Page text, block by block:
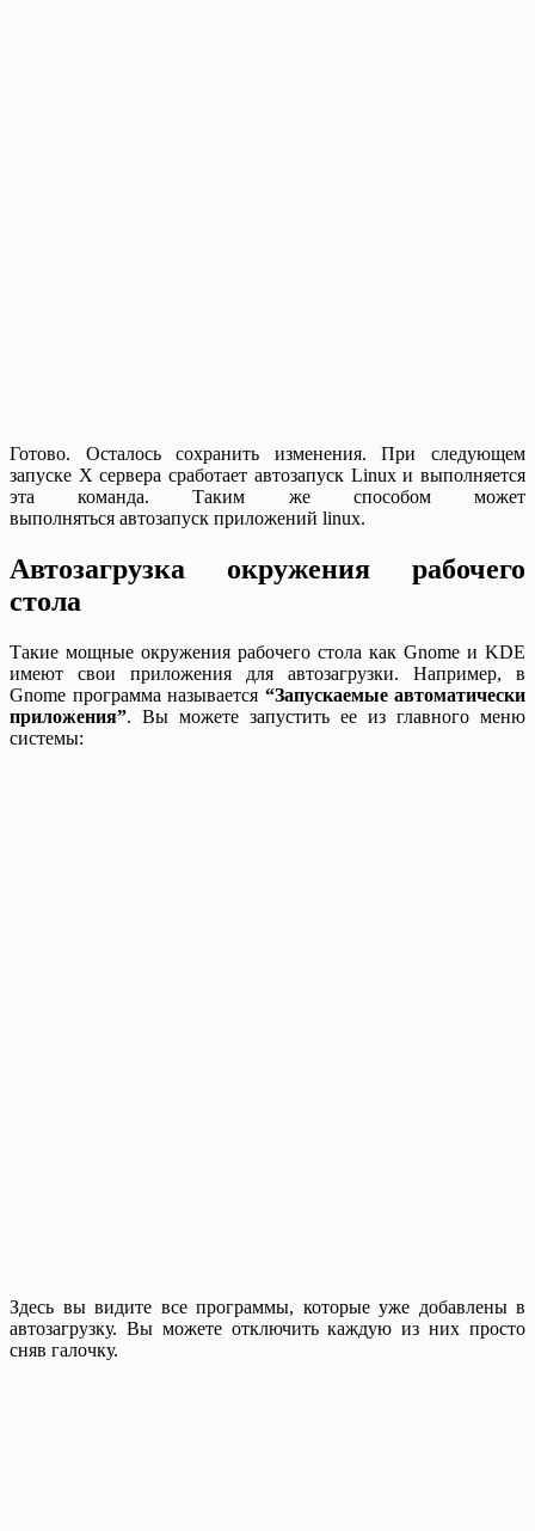
Готово. Осталось сохранить изменения. При следующем
запуске X сервера сработает автозапуск Linux и выполняется
эта команда. Таким же способом может
выполняться автозапуск приложений linux.
Автозагрузка окружения рабочего
стола
Такие мощные окружения рабочего стола как Gnome и KDE
имеют свои приложения для автозагрузки. Например, в
Gnome программа называется “Запускаемые автоматически
приложения”. Вы можете запустить ее из главного меню
системы:
Здесь вы видите все программы, которые уже добавлены в
автозагрузку. Вы можете отключить каждую из них просто
сняв галочку.